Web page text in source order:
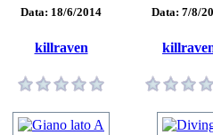
Data: 18/6/2014
killraven
Data: 7/8/